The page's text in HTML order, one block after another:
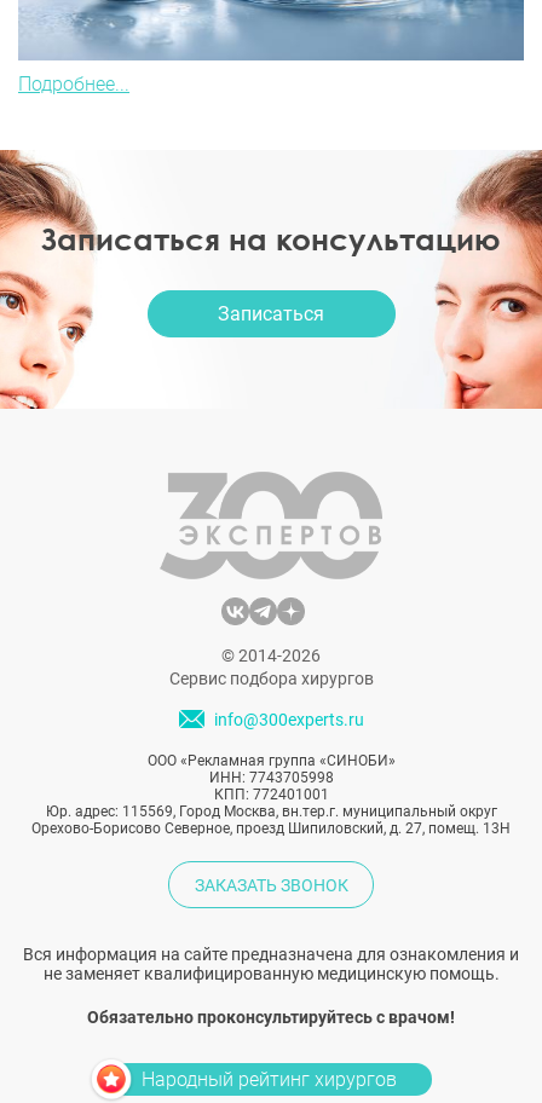
Подробнее...
Записаться на консультацию
Записаться
© 2014-2026
Сервис подбора хирургов
info@300experts.ru
ООО «Рекламная группа «СИНОБИ»
ИНН: 7743705998
КПП: 772401001
Юр. адрес: 115569, Город Москва, вн.тер.г. муниципальный округ
Орехово-Борисово Северное, проезд Шипиловский, д. 27, помещ. 13Н
ЗАКАЗАТЬ ЗВОНОК
Вся информация на сайте предназначена для ознакомления и
не заменяет квалифицированную медицинскую помощь.
Обязательно проконсультируйтесь с врачом!
Народный рейтинг хирургов